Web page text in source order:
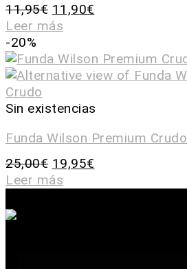
11,95€ 11,90€
Leer más
-20%
Sin existencias
Funda Wilson Premium Crudo
25,00€ 19,95€
Leer más